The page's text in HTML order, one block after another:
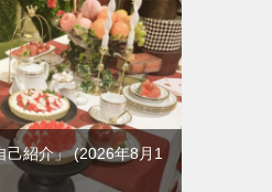
己紹介」 2026年8月1